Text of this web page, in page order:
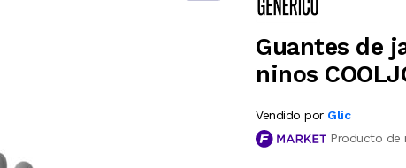
Guantes de
ninos
Vendido por Glic
Producto de